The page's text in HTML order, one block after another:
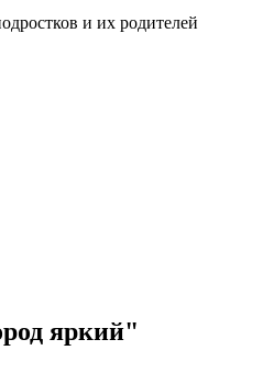
и их родителей
яркий"